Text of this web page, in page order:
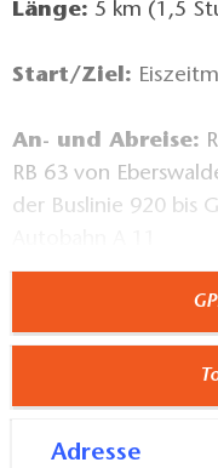
Länge: 5 km (1,5
Start/Ziel:
An- und Abreise:
RB 63 von
der Buslinie 920 bis
Untergrund
Adresse